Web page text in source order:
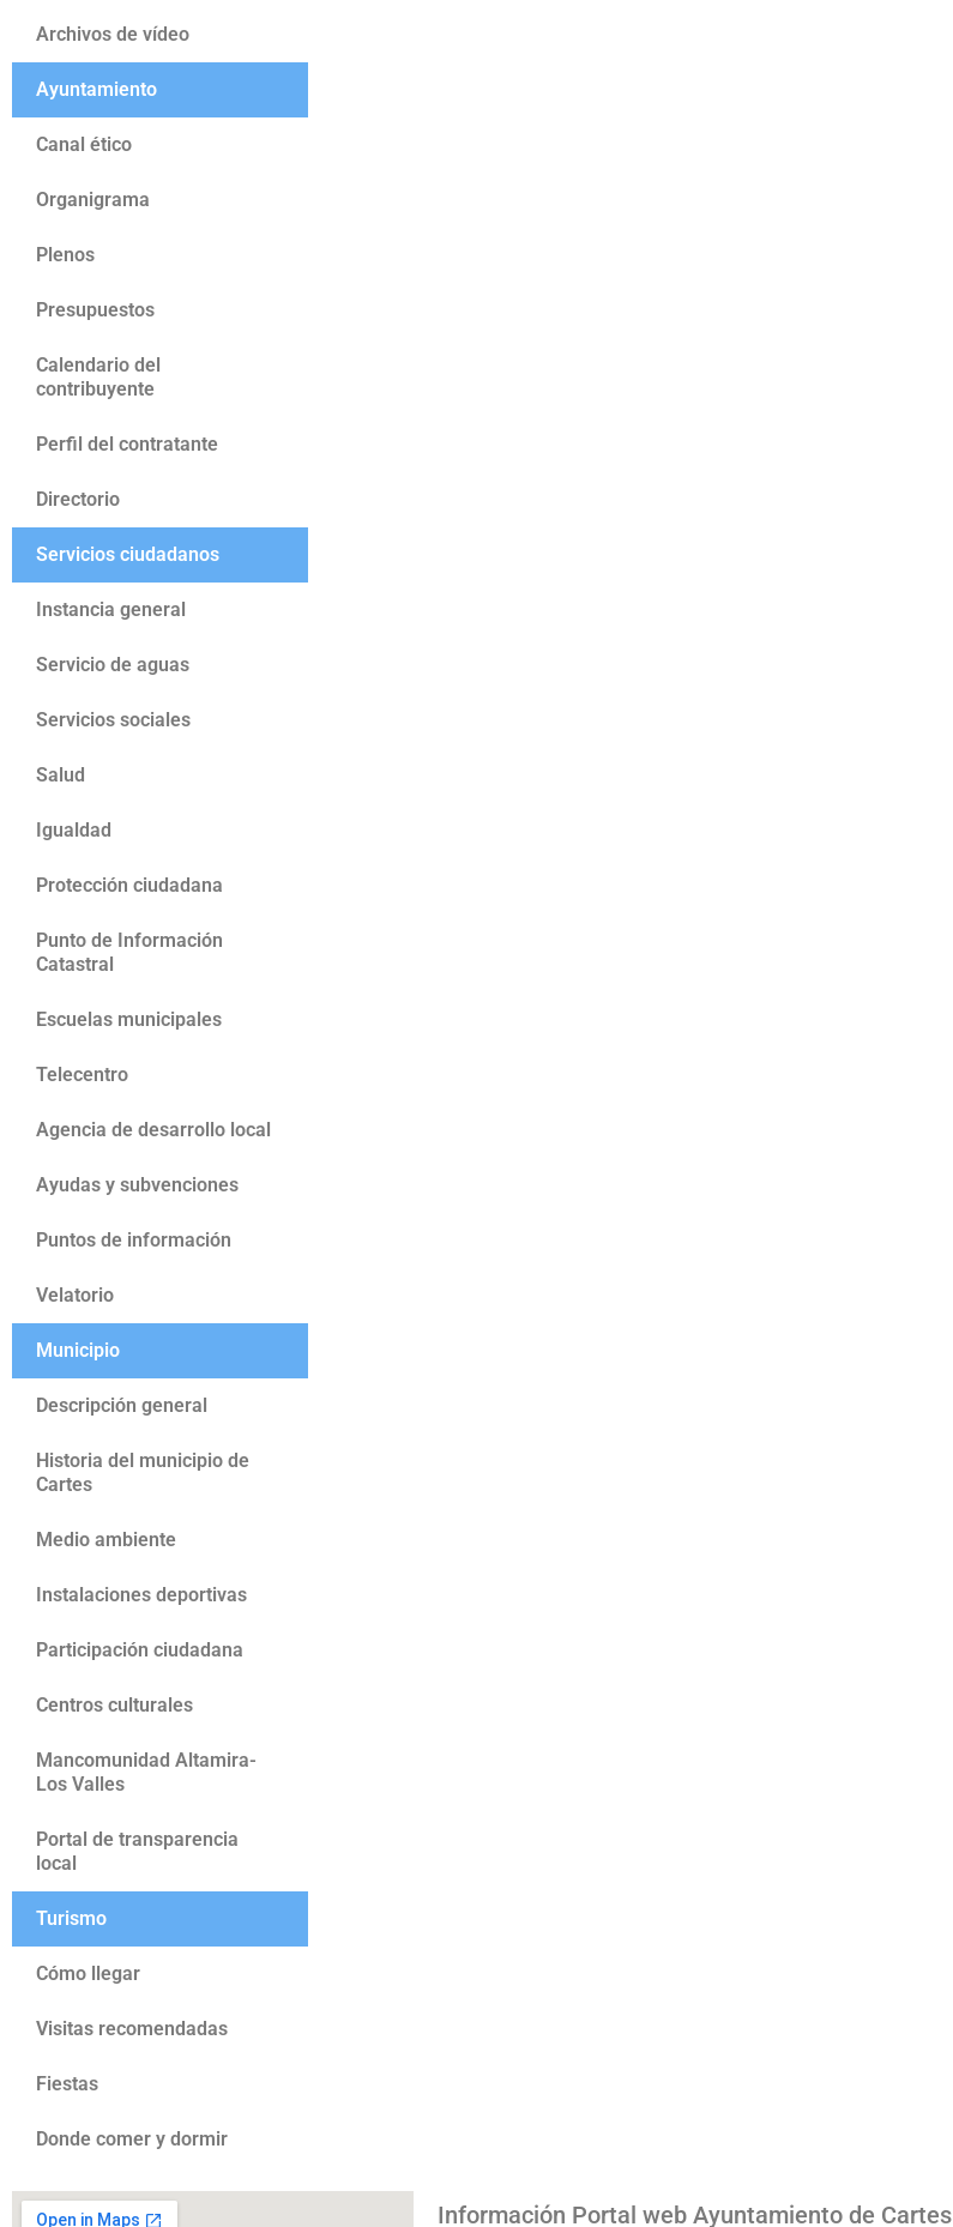
Archivos de vídeo
Ayuntamiento
Canal ético
Organigrama
Plenos
Presupuestos
Calendario del
contribuyente
Perfil del contratante
Directorio
Servicios ciudadanos
Instancia general
Servicio de aguas
Servicios sociales
Salud
Igualdad
Protección ciudadana
Punto de Información
Catastral
Escuelas municipales
Telecentro
Agencia de desarrollo local
Ayudas y subvenciones
Puntos de información
Velatorio
Municipio
Descripción general
Historia del municipio de
Cartes
Medio ambiente
Instalaciones deportivas
Participación ciudadana
Centros culturales
Mancomunidad Altamira-
Los Valles
Portal de transparencia
local
Turismo
Cómo llegar
Visitas recomendadas
Fiestas
Donde comer y dormir
Información Portal web Ayuntamiento de Cartes